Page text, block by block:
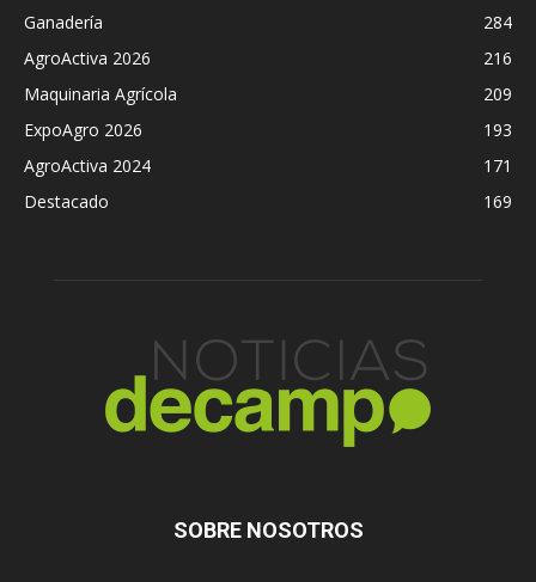
Ganadería
284
AgroActiva 2026
216
Maquinaria Agrícola
209
ExpoAgro 2026
193
AgroActiva 2024
171
Destacado
169
SOBRE NOSOTROS